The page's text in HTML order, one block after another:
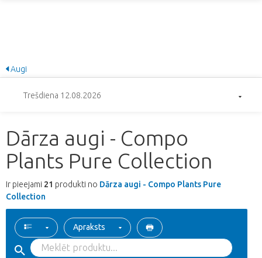
Augi
Trešdiena 12.08.2026
Dārza augi - Compo
Plants Pure Collection
Ir pieejami 21 produkti no Dārza augi - Compo Plants Pure
Collection
Apraksts